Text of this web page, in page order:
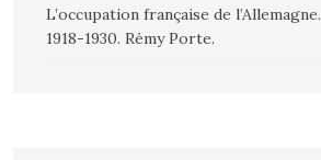
L’occupation française de l’Allemagne.
1918-1930. Rémy Porte.